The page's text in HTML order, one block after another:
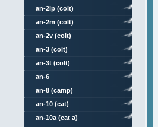
an-2lp (colt)
an-2m (colt)
an-2v (colt)
an-3 (colt)
an-3t (colt)
an-6
an-8 (camp)
an-10 (cat)
an-10a (cat a)